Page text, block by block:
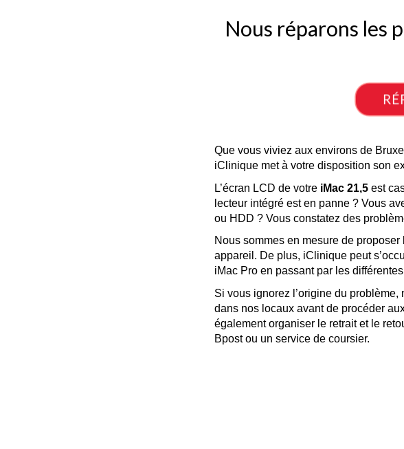
Nous réparons les
Que vous viviez aux environs de
iClinique met à votre disposition son
L’écran LCD de votre iMac 21,5 est
lecteur intégré est en panne ? Vous
Nous sommes en mesure de
appareil. De plus, iClinique peut
Si vous ignorez l’origine du
dans nos locaux avant de procéder
également organiser le retrait et le
Bpost ou un service de coursier.